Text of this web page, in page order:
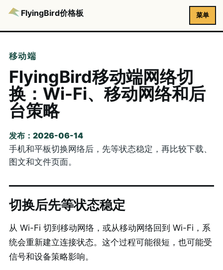
FlyingBird价格板 菜单
移动端
FlyingBird移动端网络切
换：Wi-Fi、移动网络和后
台策略
发布：2026-06-14
手机和平板切换网络后，先等状态稳定，再比较下载、
图文和文件页面。
切换后先等状态稳定
从 Wi-Fi 切到移动网络，或从移动网络回到 Wi-Fi，系
统会重新建立连接状态。这个过程可能很短，也可能受
信号和设备策略影响。